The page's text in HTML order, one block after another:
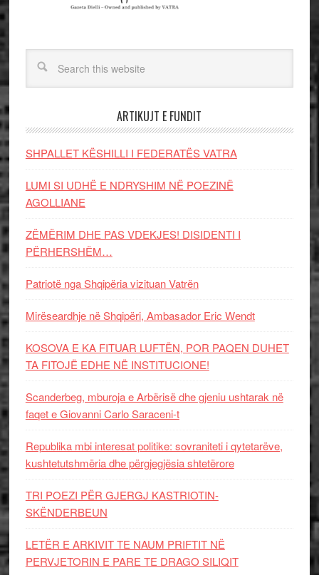
ARTIKUJT E FUNDIT
SHPALLET KËSHILLI I FEDERATËS VATRA
LUMI SI UDHË E NDRYSHIM NË POEZINË
AGOLLIANE
ZËMËRIM DHE PAS VDEKJES! DISIDENTI I
PËRHERSHËM…
Patriotë nga Shqipëria vizituan Vatrën
Mirëseardhje në Shqipëri, Ambasador Eric Wendt
KOSOVA E KA FITUAR LUFTËN, POR PAQEN DUHET
TA FITOJË EDHE NË INSTITUCIONE!
Scanderbeg, mburoja e Arbërisë dhe gjeniu ushtarak në
faqet e Giovanni Carlo Saraceni-t
Republika mbi interesat politike: sovraniteti i qytetarëve,
kushtetutshmëria dhe përgjegjësia shtetërore
TRI POEZI PËR GJERGJ KASTRIOTIN-
SKËNDERBEUN
LETËR E ARKIVIT TE NAUM PRIFTIT NË
PERVJETORIN E PARE TE DRAGO SILIQIT